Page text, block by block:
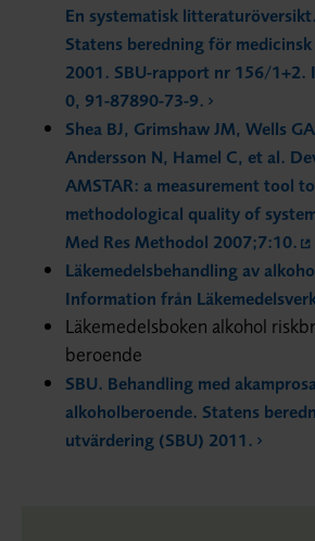
En systematisk
Statens beredning för
2001. SBU-rapport nr 156/1+2.
0, 91-87890-73-9.
Shea BJ, Grimshaw JM, Wells
Andersson N, Hamel C, et al.
AMSTAR: a measurement tool
methodological quality of
Med Res Methodol 2007;7:10.
Läkemedelsbehandling av
Information från
Läkemedelsboken alkohol
beroende
SBU. Behandling med
alkoholberoende. Statens
utvärdering (SBU) 2011.